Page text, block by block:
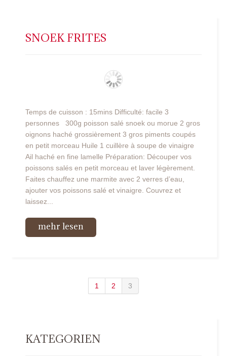
SNOEK FRITES
Temps de cuisson : 15mins Difficulté: facile 3
personnes
300g poisson salé snoek ou morue 2 gros
oignons haché grossièrement 3 gros piments coupés
en petit morceau Huile 1 cuillère à soupe de vinaigre
Ail haché en fine lamelle Préparation: Découper vos
poissons salés en petit morceau et laver légèrement.
Faites chauffez une marmite avec 2 verres d’eau,
ajouter vos poissons salé et vinaigre. Couvrez et
laissez...
mehr lesen
1 2 3
KATEGORIEN